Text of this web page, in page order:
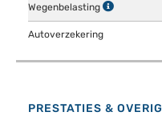
Wegenbelasting
Autoverzekering
PRESTATIES & OVERIG